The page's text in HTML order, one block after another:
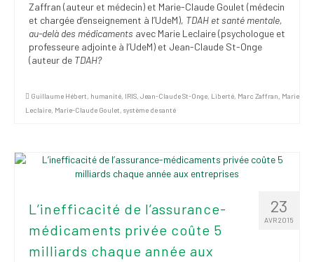
Zaffran (auteur et médecin) et Marie-Claude Goulet (médecin
et chargée d’enseignement à l’UdeM), TDAH et santé mentale,
au-delà des médicaments avec Marie Leclaire (psychologue et
professeure adjointe à l’UdeM) et Jean-Claude St-Onge
(auteur de TDAH?
Guillaume Hébert, humanité, IRIS, Jean-Claude St-Onge, Liberté, Marc Zaffran, Marie
Leclaire, Marie-Claude Goulet, système de santé
23
AVR 2015
L’inefficacité de l’assurance-
médicaments privée coûte 5
milliards chaque année aux